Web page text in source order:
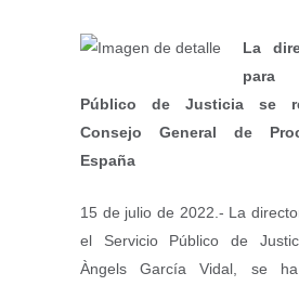
La
para
Público de Justicia se
Consejo General de
España
15 de julio de 2022.- La
el Servicio Público de
Àngels García Vidal, se